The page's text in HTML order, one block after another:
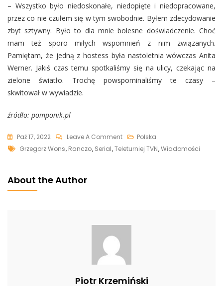
– Wszystko było niedoskonałe, niedopięte i niedopracowane,
przez co nie czułem się w tym swobodnie. Byłem zdecydowanie
zbyt sztywny. Było to dla mnie bolesne doświadczenie. Choć
mam też sporo miłych wspomnień z nim związanych.
Pamiętam, że jedną z hostess była nastoletnia wówczas Anita
Werner. Jakiś czas temu spotkaliśmy się na ulicy, czekając na
zielone światło. Trochę powspominaliśmy te czasy –
skwitował w wywiadzie.
źródło: pomponik.pl
Paź 17, 2022 Leave A CommentOn
Aktor
Polska
Tags
Grzegorz Wons, Ranczo, Serial,Teleturniej TVN,Wiadomości
About the Author
Piotr Krzemiński